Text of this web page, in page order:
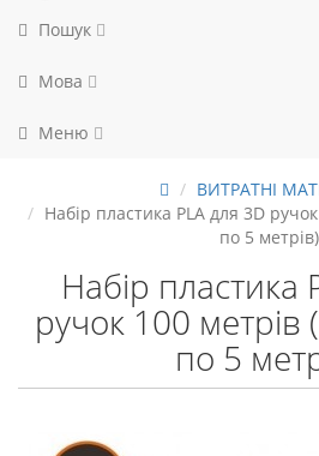
Пошук
Мова
Меню
ВИТРАТНІ
Набір пластика PLA для 3D
по 5 метрів)
Набір пластика
ручок 100 метрів
по 5